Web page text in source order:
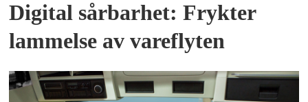
Digital sårbarhet: Frykter
lammelse av vareflyten